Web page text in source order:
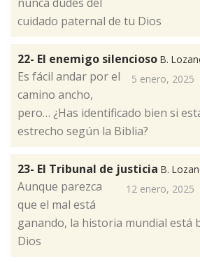
cuidado paternal de tu Dios
22- El enemigo silencioso B.
5 enero, 2025
Es fácil andar por el
camino ancho,
pero… ¿Has identificado bien si
estrecho según la Biblia?
23- El Tribunal de justicia B.
12 enero, 2025
Aunque parezca
que el mal está
ganando, la historia mundial está
Dios